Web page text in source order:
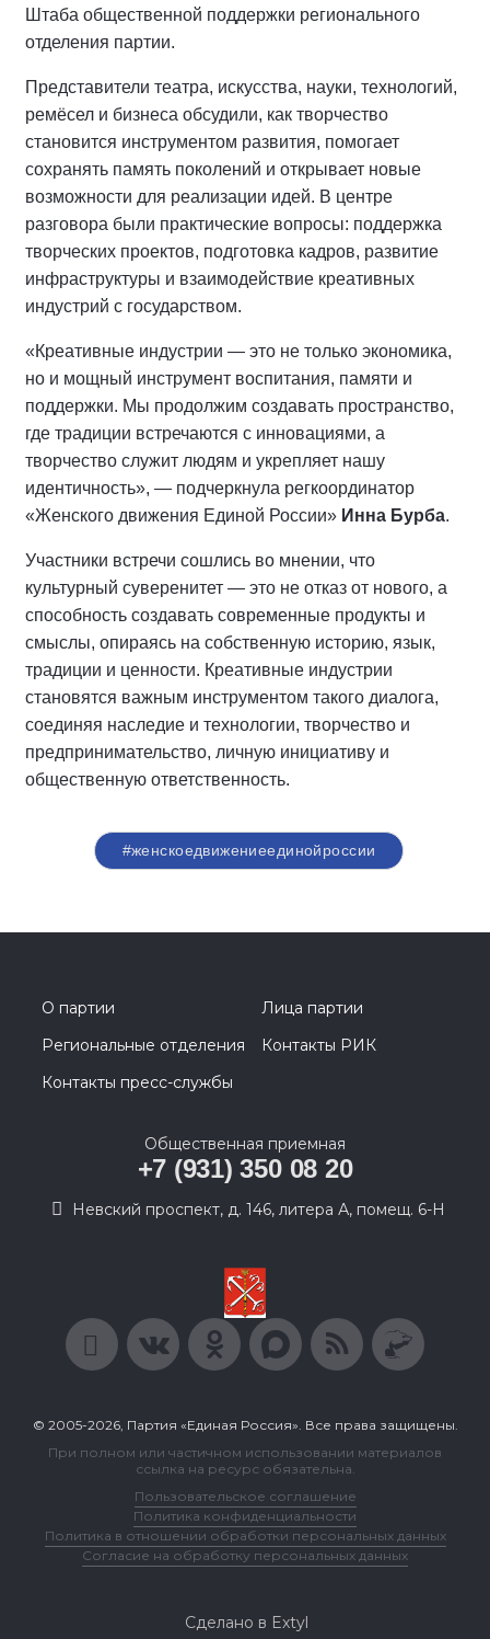
Штаба общественной поддержки регионального
отделения партии.
Представители театра, искусства, науки, технологий,
ремёсел и бизнеса обсудили, как творчество
становится инструментом развития, помогает
сохранять память поколений и открывает новые
возможности для реализации идей. В центре
разговора были практические вопросы: поддержка
творческих проектов, подготовка кадров, развитие
инфраструктуры и взаимодействие креативных
индустрий с государством.
«Креативные индустрии — это не только экономика,
но и мощный инструмент воспитания, памяти и
поддержки. Мы продолжим создавать пространство,
где традиции встречаются с инновациями, а
творчество служит людям и укрепляет нашу
идентичность», — подчеркнула регкоординатор
«Женского движения Единой России» Инна Бурба.
Участники встречи сошлись во мнении, что
культурный суверенитет — это не отказ от нового, а
способность создавать современные продукты и
смыслы, опираясь на собственную историю, язык,
традиции и ценности. Креативные индустрии
становятся важным инструментом такого диалога,
соединяя наследие и технологии, творчество и
предпринимательство, личную инициативу и
общественную ответственность.
#женскоедвижениеединойроссии
О партии
Лица партии
Региональные отделения
Контакты РИК
Контакты пресс-службы
Общественная приемная
+7 (931) 350 08 20
Невский проспект, д. 146, литера А, помещ. 6-Н
© 2005-2026, Партия «Единая Россия». Все права защищены.
При полном или частичном использовании материалов
ссылка на ресурс обязательна.
Пользовательское соглашение
Политика конфиденциальности
Политика в отношении обработки персональных данных
Согласие на обработку персональных данных
Сделано в Extyl